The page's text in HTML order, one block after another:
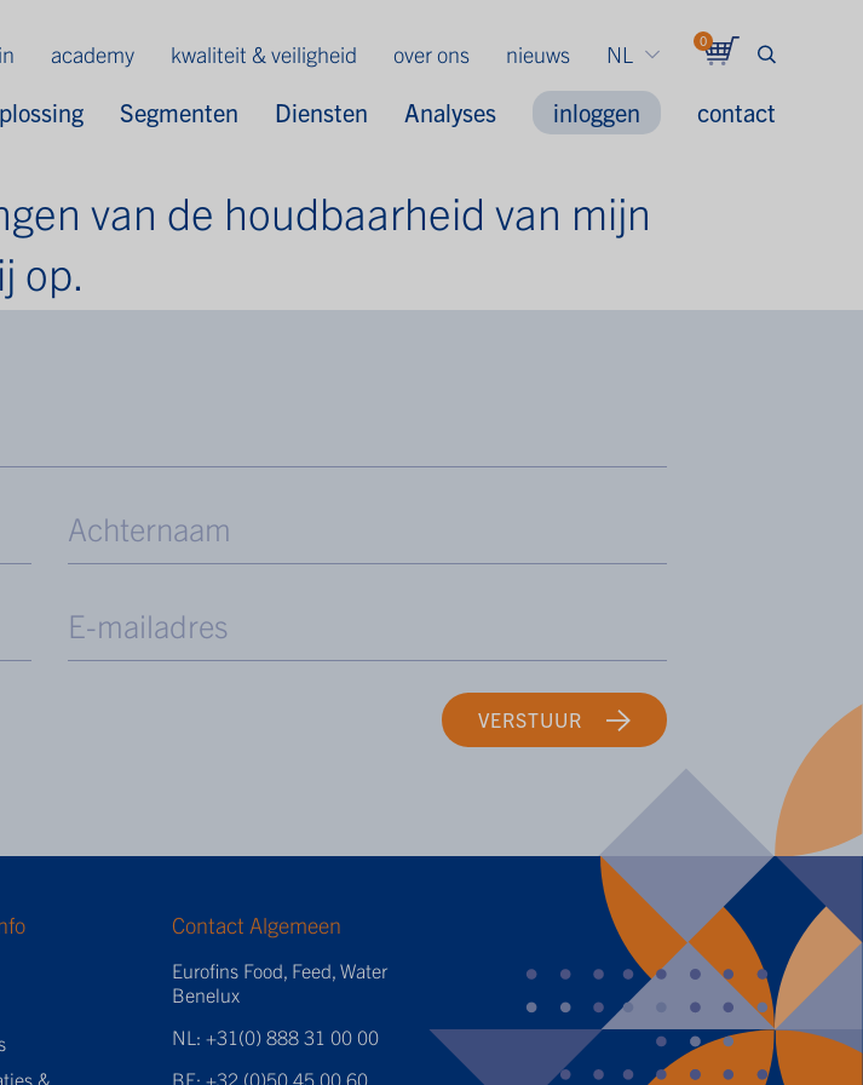
0
NL
academy kwaliteit & veiligheid over ons nieuws
Segmenten Diensten Analyses inloggen contact
van de houdbaarheid van mijn
op.
VERSTUUR
&
Contact Algemeen
Eurofins Food, Feed, Water
Benelux
NL: +31(0) 888 31 00 00
BE: +32 (0)50 45 00 60